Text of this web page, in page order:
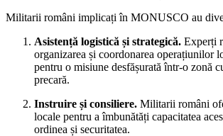
Militarii români implicați în MONUSCO au
Asistență logistică și strategică. Experți
organizarea și coordonarea operațiunilor
pentru o misiune desfășurată într-o zonă
precară.
Instruire și consiliere. Militarii români
locale pentru a îmbunătăți capacitatea
ordinea și securitatea.